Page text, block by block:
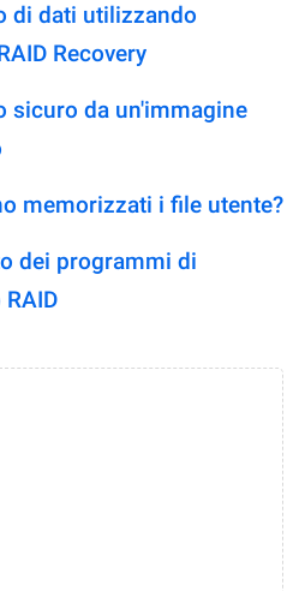
di dati utilizzando
Recovery
sicuro da un'immagine
memorizzati i file utente?
dei programmi di